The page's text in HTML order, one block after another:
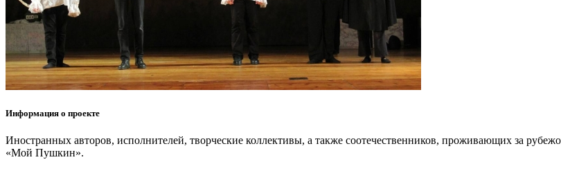
Информация о проекте
Иностранных авторов, исполнителей, творческие коллективы, а также соотечественников, проживающих за
«Мой Пушкин».